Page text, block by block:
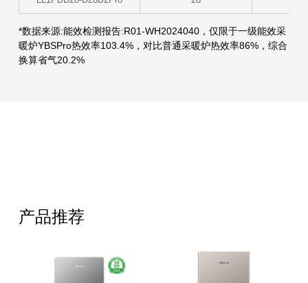
*数据来源:能效检测报告:R01-WH2024040，仅限于一级能效采
暖炉YBSPro热效率103.4%，对比普通采暖炉热效率86%，综合
换算省气20.2%
产品推荐